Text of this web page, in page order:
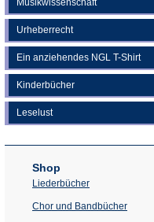
Urheberrecht
Ein anziehendes NGL T-Shirt
Kinderbücher
Leselust
Shop
Liederbücher
Chor und Bandbücher